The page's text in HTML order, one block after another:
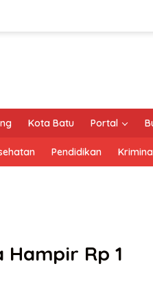
Kota Batu Portal
Pendidikan
Hampir Rp 1